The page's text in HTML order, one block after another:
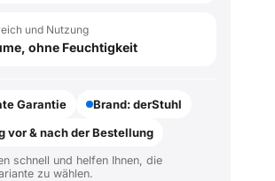
und Nutzung
ohne Feuchtigkeit
Garantie
Brand: derStuhl
vor & nach der Bestellung
schnell und helfen Ihnen, die
zu wählen.